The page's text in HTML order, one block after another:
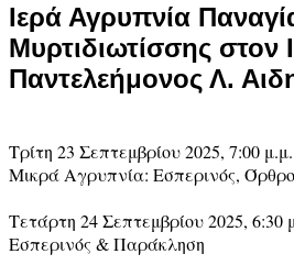
Ιερά Αγρυπνία
Μυρτιδιωτίσσης στον
Παντελεήμονος Λ.
Τρίτη 23 Σεπτεμβρίου 2025, 7:00 μ.μ.
Μικρά Αγρυπνία: Εσπερινός,
Τετάρτη 24 Σεπτεμβρίου 2025, 6:30
Εσπερινός & Παράκληση